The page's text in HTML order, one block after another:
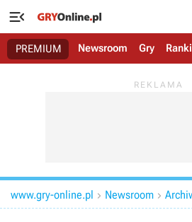

PREMIUM Newsroom Gry
www.gry-online.pl  Newsroom 